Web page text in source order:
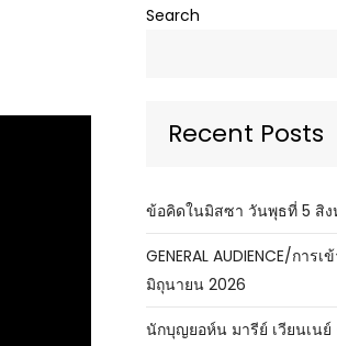
Search
Recent Posts
ข้อคิดในมิสซา วันพุธที่ 5 สิง
GENERAL AUDIENCE/กา
มิถุนายน 2026
นักบุญยอห์น มารีย์ เวียนเน